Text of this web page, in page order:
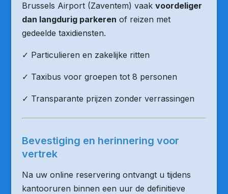
Brussels Airport (Zaventem) vaak voordeliger
dan langdurig parkeren of reizen met
gedeelde taxidiensten.
✓ Particulieren en zakelijke ritten
✓ Taxibus voor groepen tot 8 personen
✓ Transparante prijzen zonder verrassingen
Bevestiging en herinnering voor
vertrek
Na uw online reservering ontvangt u tijdens
kantooruren binnen een uur de definitieve